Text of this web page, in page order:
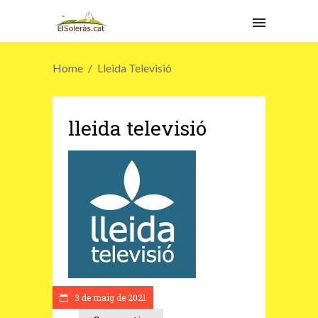
Home Lleida Televisió
3 de maig de 2021
lleida televisió